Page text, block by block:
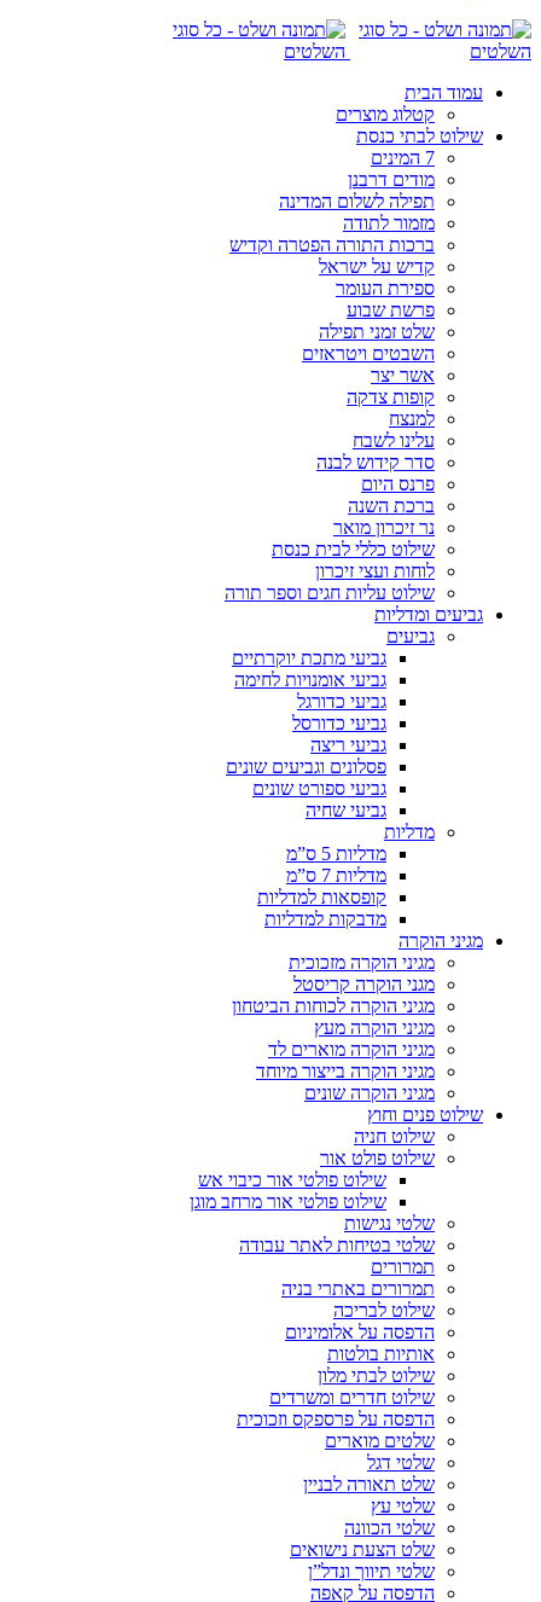
עמוד הבית
קטלוג מוצרים
שילוט לבתי כנסת
7 המינים
מודים דרבנן
תפילה לשלום המדינה
מזמור לתודה
ברכות התורה הפטרה וקדיש
קדיש על ישראל
ספירת העומר
פרשת שבוע
שלט זמני תפילה
השבטים ויטראזים
אשר יצר
קופות צדקה
למנצח
עלינו לשבח
סדר קידוש לבנה
פרנס היום
ברכת השנה
נר זיכרון מואר
שילוט כללי לבית כנסת
לוחות ועצי זיכרון
שילוט עליות חגים וספר תורה
גביעים ומדליות
גביעים
גביעי מתכת יוקרתיים
גביעי אומנויות לחימה
גביעי כדורגל
גביעי כדורסל
גביעי ריצה
פסלונים וגביעים שונים
גביעי ספורט שונים
גביעי שחיה
מדליות
מדליות 5 ס”מ
מדליות 7 ס”מ
קופסאות למדליות
מדבקות למדליות
מגיני הוקרה
מגיני הוקרה מזכוכית
מגני הוקרה קריסטל
מגיני הוקרה לכוחות הביטחון
מגיני הוקרה מעץ
מגיני הוקרה מוארים לד
מגיני הוקרה בייצור מיוחד
מגיני הוקרה שונים
שילוט פנים וחוץ
שילוט חניה
שילוט פולט אור
שילוט פולטי אור כיבוי אש
שילוט פולטי אור מרחב מוגן
שלטי נגישות
שלטי בטיחות לאתר עבודה
תמרורים
תמרורים באתרי בניה
שילוט לבריכה
הדפסה על אלומיניום
אותיות בולטות
שילוט לבתי מלון
שילוט חדרים ומשרדים
הדפסה על פרספקס וזכוכית
שלטים מוארים
שלטי דגל
שלט תאורה לבניין
שלטי עץ
שלטי הכוונה
שלט הצעת נישואים
שלטי תיווך ונדל”ן
הדפסה על קאפה